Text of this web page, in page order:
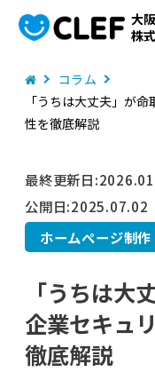
大
株
コラム
「うちは大丈夫」が
性を徹底解説
「うちは大
企業セキュ
徹底解説
ホームページ制作
公開日:2025.07.02
最終更新日: